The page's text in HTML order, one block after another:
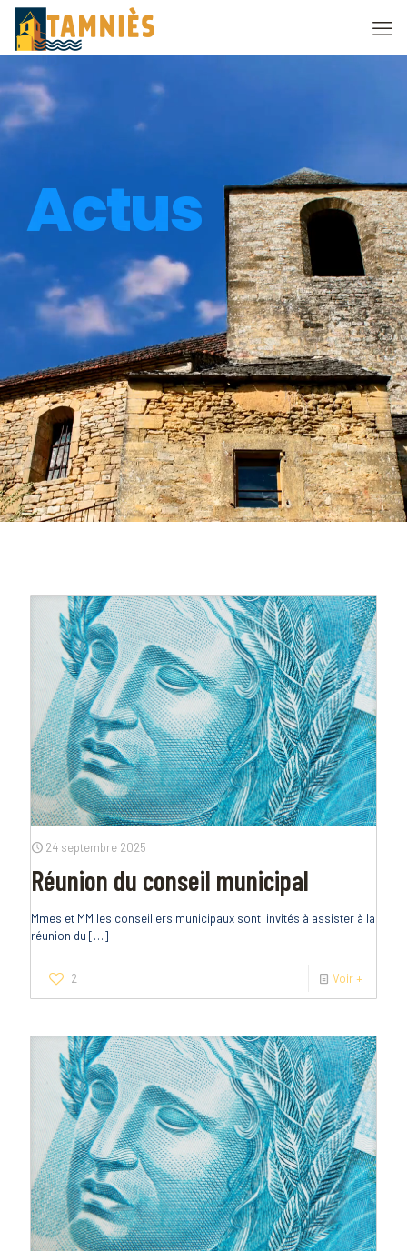
Actus
24 septembre 2025
Réunion du conseil municipal
Mmes et MM les conseillers municipaux sont invités à assister à la
réunion du […]
2 Voir +